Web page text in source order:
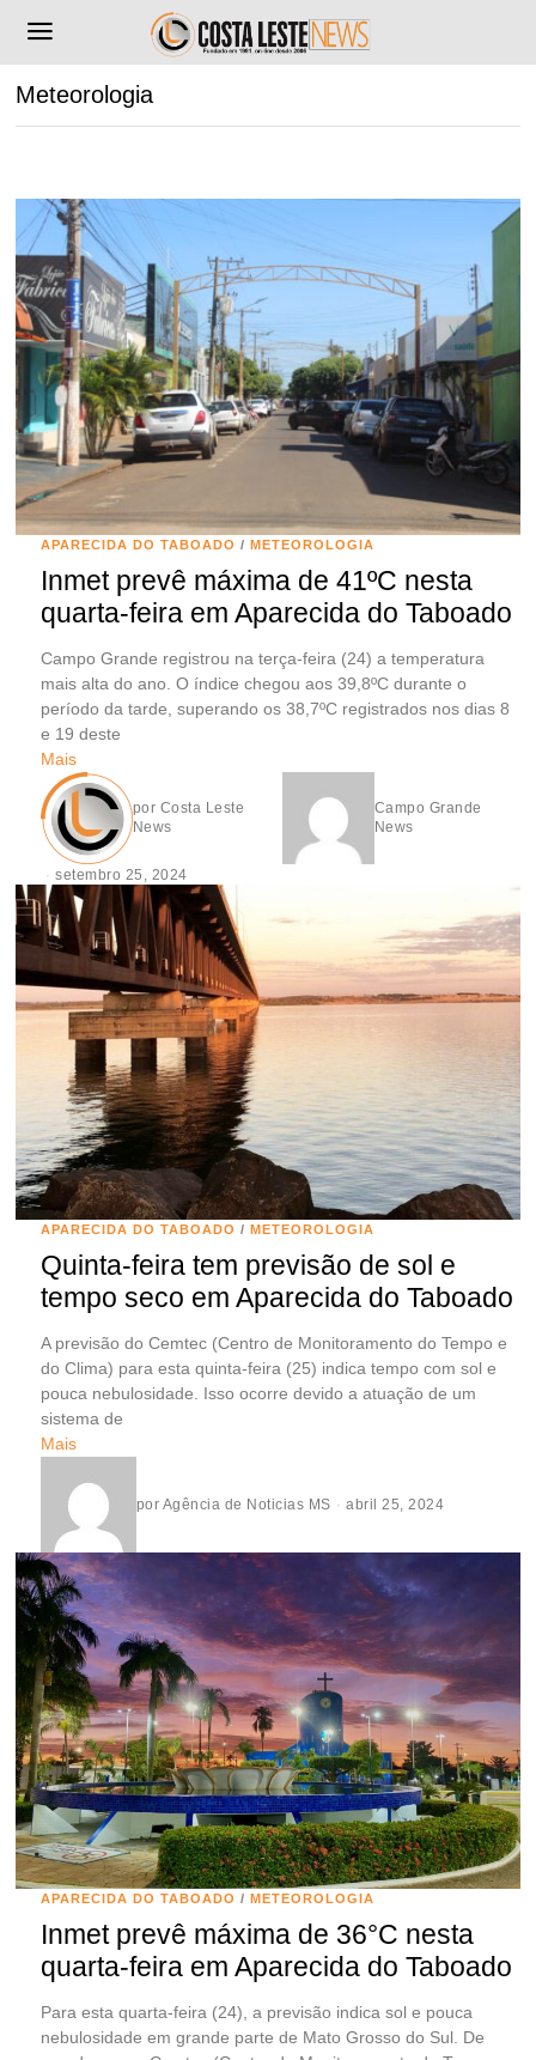
Meteorologia
APARECIDA DO TABOADO / METEOROLOGIA
Inmet prevê máxima de 41ºC nesta
quarta-feira em Aparecida do Taboado
Campo Grande registrou na terça-feira (24) a temperatura
mais alta do ano. O índice chegou aos 39,8ºC durante o
período da tarde, superando os 38,7ºC registrados nos dias 8
e 19 deste
Mais
por Costa Leste
News
Campo Grande
News
setembro 25, 2024
APARECIDA DO TABOADO / METEOROLOGIA
Quinta-feira tem previsão de sol e
tempo seco em Aparecida do Taboado
A previsão do Cemtec (Centro de Monitoramento do Tempo e
do Clima) para esta quinta-feira (25) indica tempo com sol e
pouca nebulosidade. Isso ocorre devido a atuação de um
sistema de
Mais
por Agência de Noticias MS abril 25, 2024
APARECIDA DO TABOADO / METEOROLOGIA
Inmet prevê máxima de 36°C nesta
quarta-feira em Aparecida do Taboado
Para esta quarta-feira (24), a previsão indica sol e pouca
nebulosidade em grande parte de Mato Grosso do Sul. De